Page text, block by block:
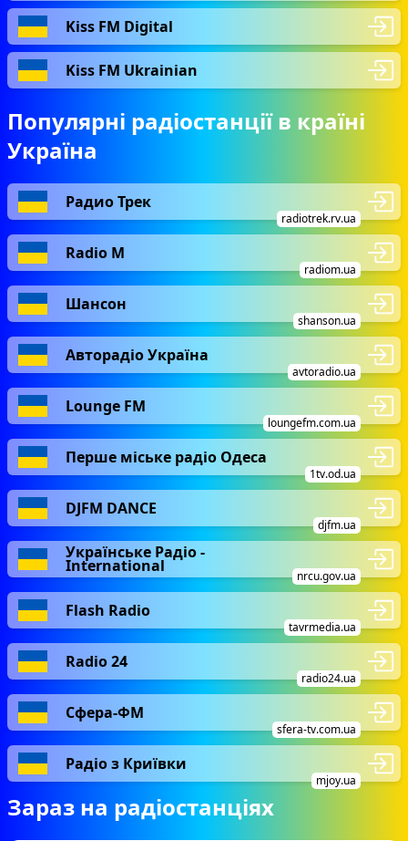
Kiss FM Digital
Kiss FM Ukrainian
Популярні радіостанції в країні
Україна
Радио Трек
radiotrek.rv.ua
Radio М
radiom.ua
Шансон
shanson.ua
Авторадіо Україна
avtoradio.ua
Lounge FM
loungefm.com.ua
Перше міське радіо Одеса
1tv.od.ua
DJFM DANCE
djfm.ua
Українське Радіо -
International
nrcu.gov.ua
Flash Radio
tavrmedia.ua
Radio 24
radio24.ua
Сфера-ФМ
sfera-tv.com.ua
Радіо з Криївки
mjoy.ua
Зараз на радіостанціях